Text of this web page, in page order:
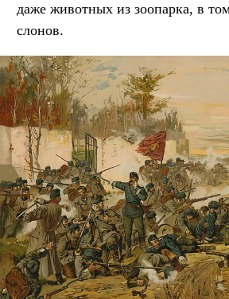
даже животных из зоопарка, в
слонов.